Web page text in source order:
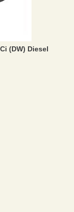
(DW) Diesel